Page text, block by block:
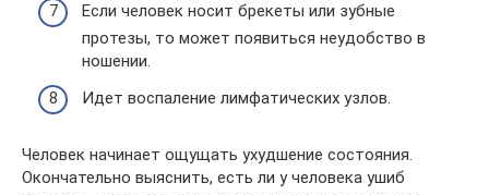
Если человек носит брекеты или зубные
протезы, то может появиться неудобство в
ношении.
Идет воспаление лимфатических узлов.
Человек начинает ощущать ухудшение состояния.
Окончательно выяснить, есть ли у человека ушиб